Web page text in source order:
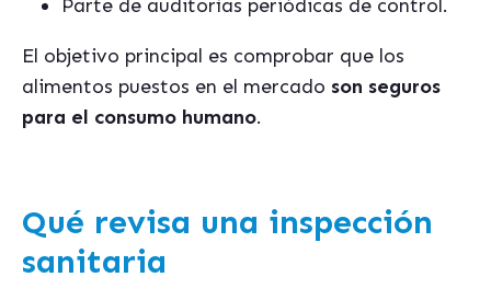
Parte de auditorías periódicas de control.
El objetivo principal es comprobar que los
alimentos puestos en el mercado son seguros
para el consumo humano.
Qué revisa una inspección
sanitaria